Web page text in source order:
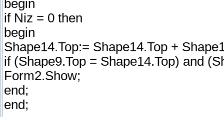
begin
if Niz = 0 then
begin
Shape14.Top:= Shape14.Top +
if (Shape9.Top = Shape14.Top) and
Form2.Show;
end;
end;